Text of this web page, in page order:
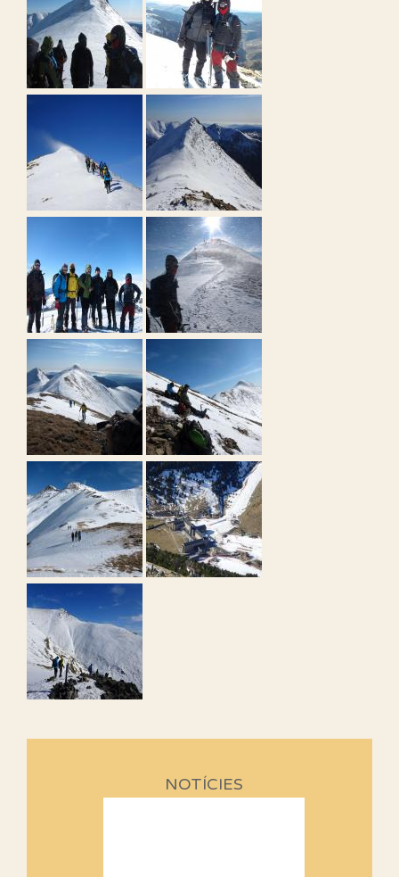
NOTÍCIES